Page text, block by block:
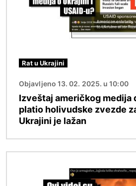
Rat u Ukrajini
Objavljeno 13. 02. 2025. u 10:00
Izveštaj američkog medija
platio holivudske zvezde
Ukrajini je lažan